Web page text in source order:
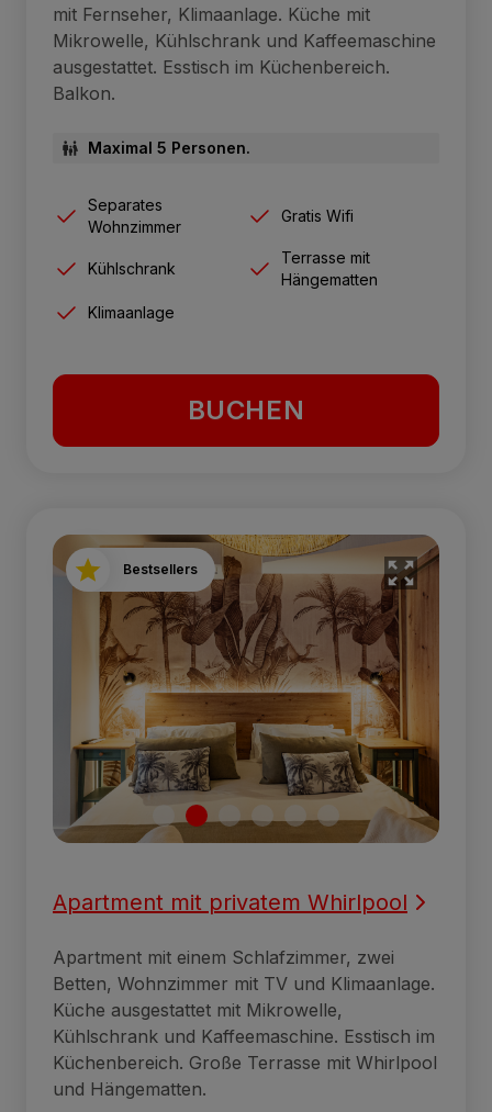
mit Fernseher, Klimaanlage. Küche mit
Mikrowelle, Kühlschrank und Kaffeemaschine
ausgestattet. Esstisch im Küchenbereich.
Balkon.
Maximal 5 Personen.
Separates
Wohnzimmer
Gratis Wifi
Kühlschrank
Terrasse mit
Hängematten
Klimaanlage
BUCHEN
Bestsellers
Apartment mit privatem Whirlpool
Apartment mit einem Schlafzimmer, zwei
Betten, Wohnzimmer mit TV und Klimaanlage.
Küche ausgestattet mit Mikrowelle,
Kühlschrank und Kaffeemaschine. Esstisch im
Küchenbereich. Große Terrasse mit Whirlpool
und Hängematten.